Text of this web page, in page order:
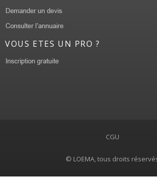
VOUS ETES UN PRO ?
CGU
© LOEMA, tous droits